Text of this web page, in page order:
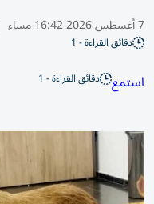
7 أغسطس 2026 16:42 مساء
دقائق القراءة - 1
استمع دقائق القراءة - 1